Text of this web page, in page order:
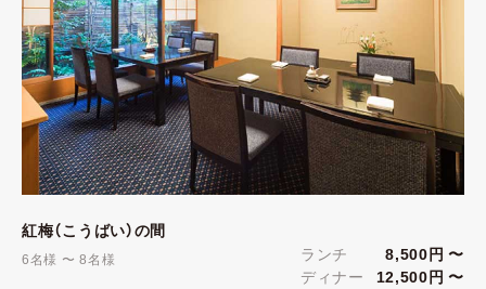
紅梅（こうばい）の間
6名様 〜 8名様 ランチ
8,500円 〜
ディナー
12,500円 〜